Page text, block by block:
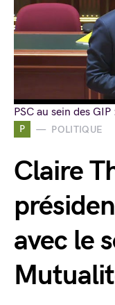
P POLITIQUE
Claire
avec le
PSC au sein des